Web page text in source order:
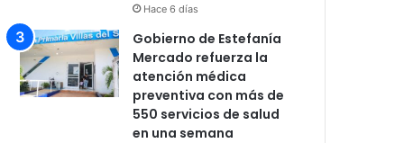
Hace 6 días
Gobierno de Estefanía
Mercado refuerza la
atención médica
preventiva con más de
550 servicios de salud
en una semana